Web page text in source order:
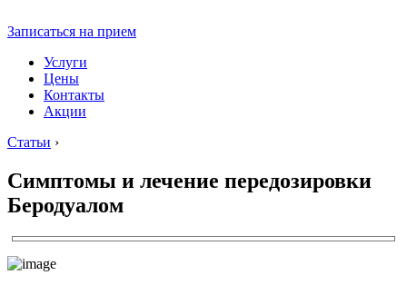
Записаться на прием
Услуги
Цены
Контакты
Акции
Статьи ›
Симптомы и лечение передозировки
Беродуалом